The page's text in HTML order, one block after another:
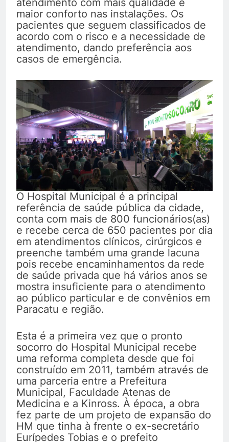
atendimento com mais qualidade e
maior conforto nas instalações. Os
pacientes que seguem classificados de
acordo com o risco e a necessidade de
atendimento, dando preferência aos
casos de emergência.
O Hospital Municipal é a principal
referência de saúde pública da cidade,
conta com mais de 800 funcionários(as)
e recebe cerca de 650 pacientes por dia
em atendimentos clínicos, cirúrgicos e
preenche também uma grande lacuna
pois recebe encaminhamentos da rede
de saúde privada que há vários anos se
mostra insuficiente para o atendimento
ao público particular e de convênios em
Paracatu e região.
Esta é a primeira vez que o pronto
socorro do Hospital Municipal recebe
uma reforma completa desde que foi
construído em 2011, também através de
uma parceria entre a Prefeitura
Municipal, Faculdade Atenas de
Medicina e a Kinross. À época, a obra
fez parte de um projeto de expansão do
HM que tinha à frente o ex-secretário
Eurípedes Tobias e o prefeito